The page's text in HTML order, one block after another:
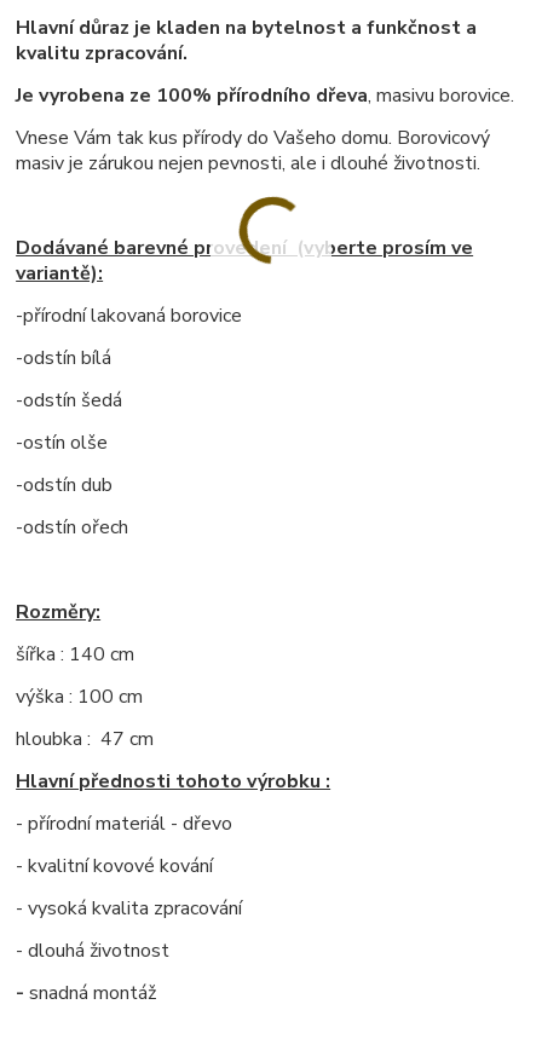
Hlavní důraz je kladen na bytelnost a funkčnost a
kvalitu zpracování.
Je vyrobena ze 100% přírodního dřeva, masivu borovice.
Vnese Vám tak kus přírody do Vašeho domu. Borovicový
masiv je zárukou nejen pevnosti, ale i dlouhé životnosti.
Dodávané barevné provedení (vyberte prosím ve
variantě):
-přírodní lakovaná borovice
-odstín bílá
-odstín šedá
-ostín olše
-odstín dub
-odstín ořech
Rozměry:
šířka : 140 cm
výška : 100 cm
hloubka : 47 cm
Hlavní přednosti tohoto výrobku :
- přírodní materiál - dřevo
- kvalitní kovové kování
- vysoká kvalita zpracování
- dlouhá životnost
-snadná montáž